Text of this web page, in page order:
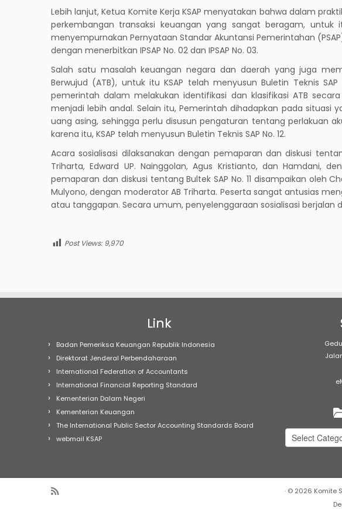
Lebih lanjut, Ketua Komite Kerja KSAP menyatakan bahwa dalam
perkembangan transaksi keuangan yang sangat beragam,
menyempurnakan Pernyataan Standar Akuntansi Pemerintahan
dengan menerbitkan IPSAP No. 02 dan IPSAP No. 03.
Salah satu masalah keuangan negara dan daerah yang juga
Berwujud (ATB), untuk itu KSAP telah menyusun Buletin Teknis
pemerintah dalam melakukan identifikasi dan klasifikasi ATB
menjadi lebih andal. Selain itu, Pemerintah dihadapkan pada situasi
uang asing, sehingga perlu disusun pengaturan tentang perlakuan
karena itu, KSAP telah menyusun Buletin Teknis SAP No. 12.
Acara sosialisasi dilaksanakan dengan pemaparan dan diskusi
Triharta, Edward UP. Nainggolan, Agus Kristianto, dan Hamdani,
pemaparan dan diskusi tentang Bultek SAP No. 11 disampaikan oleh
Mulyono, dengan moderator AB Triharta. Peserta sangat antusias
atau tanggapan. Secara umum, penyelenggaraan sosialisasi berjalan
Post Views: 9,970
Link
Badan Pemeriksa Keuangan Republik Indonesia
Direktorat Jenderal Perbendaharaan
International Federation of Accountants
International Financial Reporting Standard
Kementerian Dalam Negeri
Kementerian Keuangan
The International Public Sector Accounting Standards Board
webmail KSAP
Kategori
Artikel
· © 2026 Komite